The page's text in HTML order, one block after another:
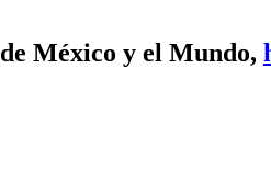
México y el Mundo,